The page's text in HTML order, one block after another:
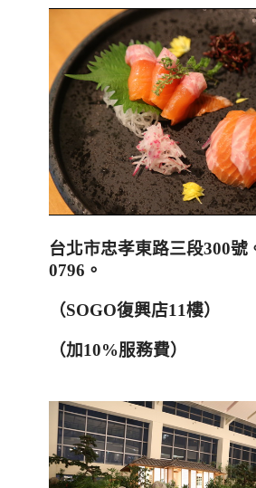
台北市忠孝東路三段300號
0796 。
（SOGO復興店11樓）
（加10%服務費）